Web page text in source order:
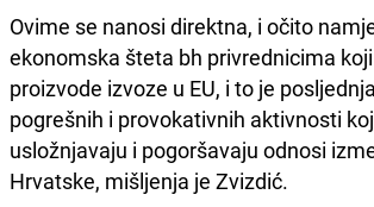
Ovime se nanosi direktna, i očito
ekonomska šteta bh privrednicima
proizvode izvoze u EU, i to je
pogrešnih i provokativnih aktivnosti
usložnjavaju i pogoršavaju odnosi
Hrvatske, mišljenja je Zvizdić.